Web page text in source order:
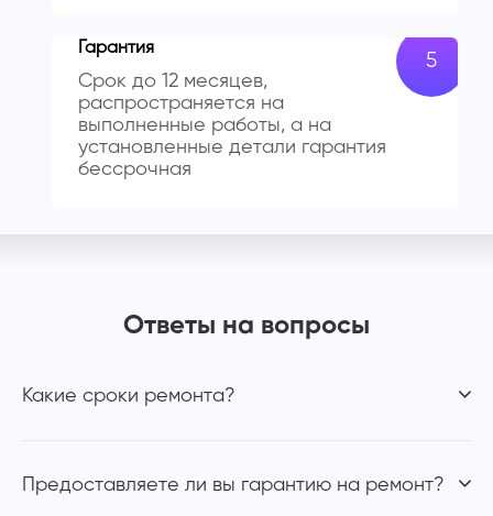
Гарантия
Срок до 12 месяцев,
распространяется на
выполненные работы, а на
установленные детали гарантия
бессрочная
Ответы на вопросы
Какие сроки ремонта?
Предоставляете ли вы гарантию на ремонт?